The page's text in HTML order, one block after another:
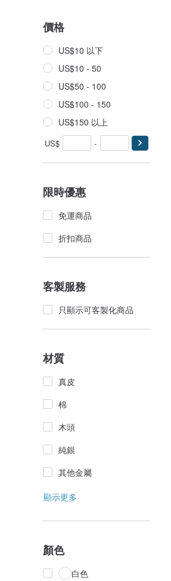
價格
US$10 以下
US$10 - 50
US$50 - 100
US$100 - 150
US$150 以上
US$ -
限時優惠
免運商品
折扣商品
客製服務
只顯示可客製化商品
材質
真皮
棉
木頭
純銀
其他金屬
顯示更多
顏色
白色